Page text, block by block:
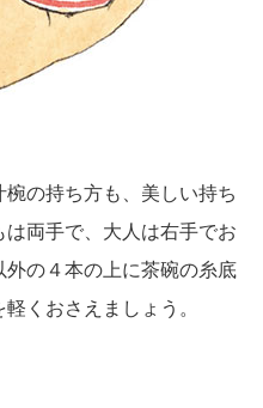
の持ち方も、美しい持ち
両手で、大人は右手でお
の４本の上に茶碗の糸底
くおさえましょう。